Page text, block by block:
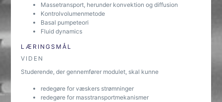
Massetransport, herunder konvektion og diffusion
Kontrolvolumenmetode
Basal pumpeteori
Fluid dynamics
LÆRINGSMÅL
VIDEN
Studerende, der gennemfører modulet, skal kunne
redegøre for væskers strømninger
redegøre for masstransportmekanismer